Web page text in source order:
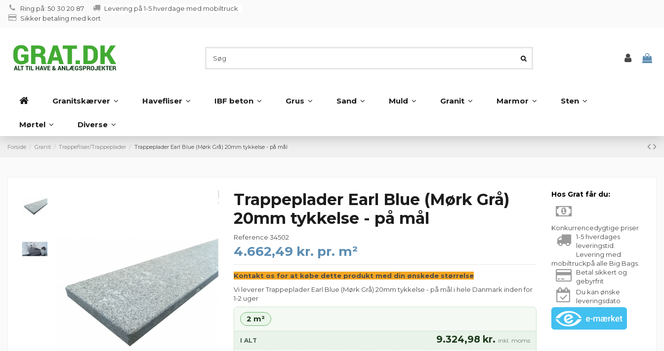
Ring på: 50 30 20 87
Levering på 1-5 hverdage med mobiltruck
Sikker betaling med kort
Granitskærver Havefliser IBF beton Grus Sand Muld Granit Marmor Sten
Mørtel Diverse
Forside Granit Trappefliser/Trappeplader Trappeplader Earl Blue (Mørk Grå) 20mm tykkelse - på mål
Trappeplader Earl Blue (Mørk Grå)
20mm tykkelse - på mål
Reference 34502
4.662,49 kr. pr. m²
Kontakt os for at købe dette produkt med din ønskede størrelse
Vi leverer Trappeplader Earl Blue (Mørk Grå) 20mm tykkelse - på mål i hele Danmark inden for
1-2 uger
2 m²
I ALT 9.324,98 kr. inkl. moms
Hos Grat får du:
Konkurrencedygtige priser
1-5 hverdages
leveringstid.
Levering med
mobiltruckpå alle Big Bags.
Betal sikkert og
gebyrfrit
Du kan ønske
leveringsdato